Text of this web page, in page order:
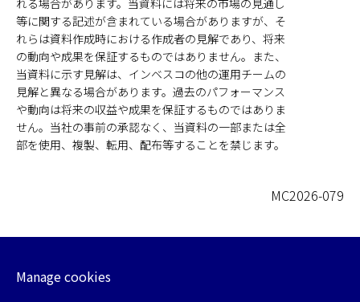
等に関する記述が含まれている場合がありますが、そ
れらは資料作成時における作成者の見解であり、将来
の動向や成果を保証するものではありません。また、
当資料に示す見解は、インベスコの他の運用チームの
見解と異なる場合があります。過去のパフォーマンス
や動向は将来の収益や成果を保証するものではありま
せん。当社の事前の承認なく、当資料の一部または全
部を使用、複製、転用、配布等することを禁じます。
MC2026-079
Manage cookies